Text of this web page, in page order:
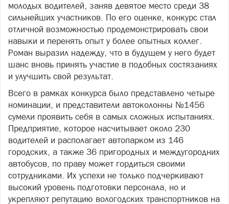
молодых водителей, заняв девятое место среди 38
сильнейших участников. По его оценке, конкурс стал
отличной возможностью продемонстрировать свои
навыки и перенять опыт у более опытных коллег.
Роман выразил надежду, что в будущем у него будет
шанс вновь принять участие в подобных состязаниях
и улучшить свой результат.
Всего в рамках конкурса было представлено четыре
номинации, и представители автоколонны №1456
сумели проявить себя в самых сложных испытаниях.
Предприятие, которое насчитывает около 230
водителей и располагает автопарком из 146
городских, а также 36 пригородных и междугородних
автобусов, по праву может гордиться своими
сотрудниками. Их успехи не только подчеркивают
высокий уровень подготовки персонала, но и
укрепляют репутацию вологодских транспортников на